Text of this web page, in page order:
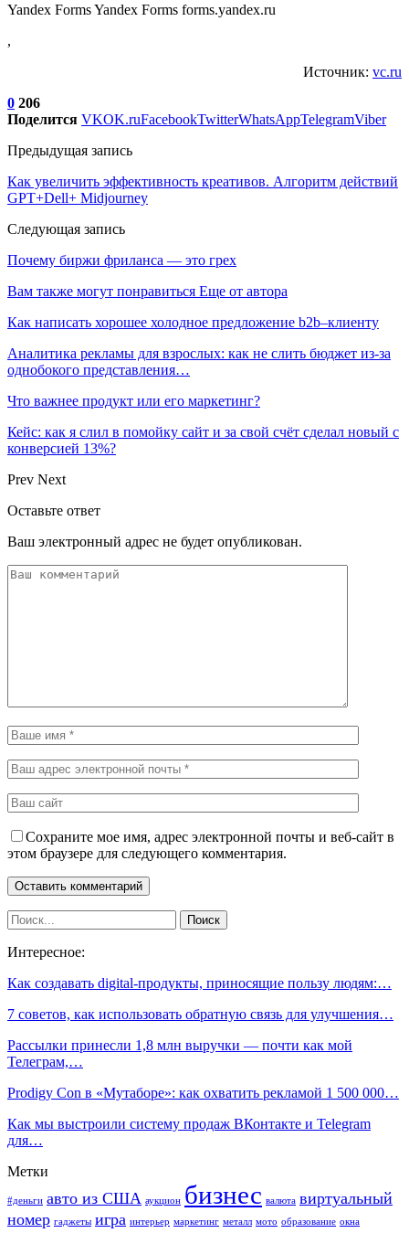
Yandex Forms Yandex Forms forms.yandex.ru
,
Источник: vc.ru
0 206
Поделится VKOK.ruFacebookTwitterWhatsAppTelegramViber
Предыдущая запись
Как увеличить эффективность креативов. Алгоритм действий
GPT+Dell+ Midjourney
Следующая запись
Почему биржи фриланса — это грех
Вам также могут понравиться Еще от автора
Как написать хорошее холодное предложение b2b–клиенту
Аналитика рекламы для взрослых: как не слить бюджет из-за
однобокого представления…
Что важнее продукт или его маркетинг?
Кейс: как я слил в помойку сайт и за свой счёт сделал новый с
конверсией 13%?
Prev Next
Оставьте ответ
Ваш электронный адрес не будет опубликован.
Сохраните мое имя, адрес электронной почты и веб-сайт в
этом браузере для следующего комментария.
Интересное:
Как создавать digital-продукты, приносящие пользу людям:…
7 советов, как использовать обратную связь для улучшения…
Рассылки принесли 1,8 млн выручки — почти как мой
Телеграм,…
Prodigy Con в «Мутаборе»: как охватить рекламой 1 500 000…
Как мы выстроили систему продаж ВКонтакте и Telegram
для…
Метки
#деньги авто из США аукцион бизнес валюта виртуальный
номер гаджеты игра интерьер маркетинг металл мото образование окна